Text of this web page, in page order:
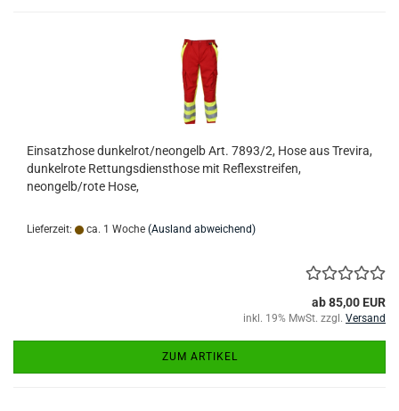
Einsatzhose dunkelrot/neongelb Art. 7893/2, Hose aus Trevira,
dunkelrote Rettungsdiensthose mit Reflexstreifen,
neongelb/rote Hose,
Lieferzeit: ca. 1 Woche (Ausland abweichend)
ab 85,00 EUR
inkl. 19% MwSt. zzgl. Versand
ZUM ARTIKEL